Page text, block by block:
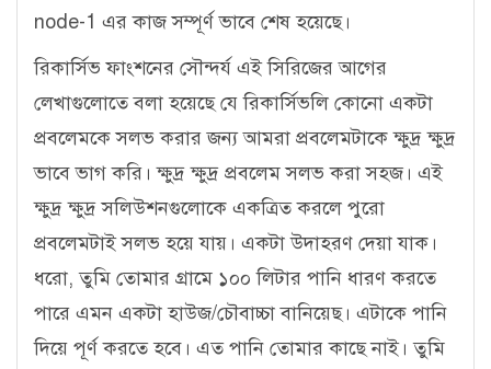
node-1 এর কাজ সম্পূর্ণ ভাবে শেষ হয়েছে।
রিকার্সিভ ফাংশনের সৌন্দর্য এই সিরিজের আগের
লেখাগুলোতে বলা হয়েছে যে রিকার্সিভলি কোনো একটা
প্রবলেমকে সলভ করার জন্য আমরা প্রবলেমটাকে ক্ষুদ্র ক্ষুদ্র
ভাবে ভাগ করি। ক্ষুদ্র ক্ষুদ্র প্রবলেম সলভ করা সহজ। এই
ক্ষুদ্র ক্ষুদ্র সলিউশনগুলোকে একত্রিত করলে পুরো
প্রবলেমটাই সলভ হয়ে যায়। একটা উদাহরণ দেয়া যাক।
ধরো, তুমি তোমার গ্রামে ১০০ লিটার পানি ধারণ করতে
পারে এমন একটা হাউজ/চৌবাচ্চা বানিয়েছ। এটাকে পানি
দিয়ে পূর্ণ করতে হবে। এত পানি তোমার কাছে নাই। তুমি